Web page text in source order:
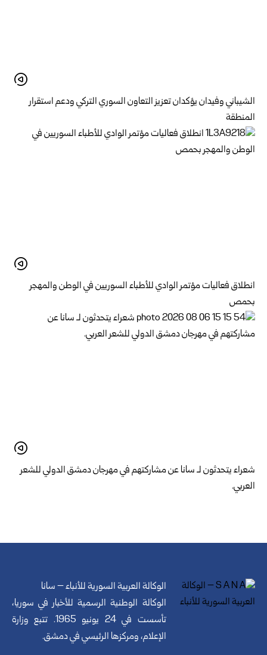
الشيباني وفيدان يؤكدان تعزيز التعاون السوري التركي ودعم استقرار
المنطقة
انطلاق فعاليات مؤتمر الوادي للأطباء السوريين في الوطن والمهجر
بحمص
شعراء يتحدثون لـ سانا عن مشاركتهم في مهرجان دمشق الدولي للشعر
العربي.
الوكالة العربية السورية للأنباء – سانا
الوكالة الوطنية الرسمية للأخبار في سوريا،
تأسست في 24 يونيو 1965. تتبع وزارة
الإعلام، ومركزها الرئيسي في دمشق.